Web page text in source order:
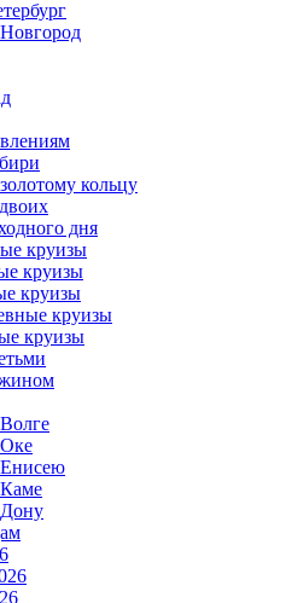
кольцу
дня
круизы
круизы
круизы
круизы
круизы